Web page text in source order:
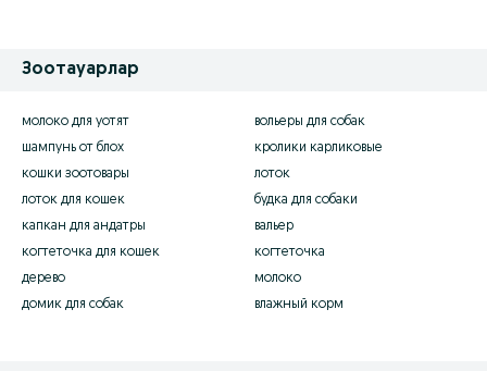
Зоотауарлар
молоко для уотят
шампунь от блох
кошки зоотовары
лоток для кошек
капкан для андатры
когтеточка для кошек
дерево
домик для собак
вольеры для собак
кролики карликовые
лоток
будка для собаки
вальер
когтеточка
молоко
влажный корм